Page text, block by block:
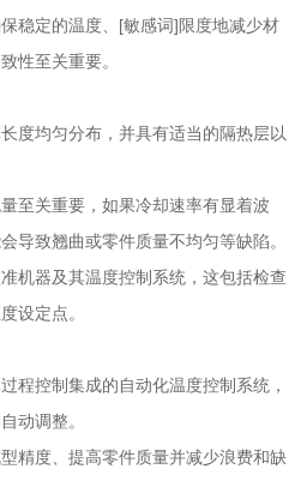
稳定的温度、[敏感词]限度地减少材
性至关重要。
度均匀分布，并具有适当的隔热层以
至关重要，如果冷却速率有显着波
导致翘曲或零件质量不均匀等缺陷。
机器及其温度控制系统，这包括检查
设定点。
程控制集成的自动化温度控制系统，
动调整。
精度、提高零件质量并减少浪费和缺